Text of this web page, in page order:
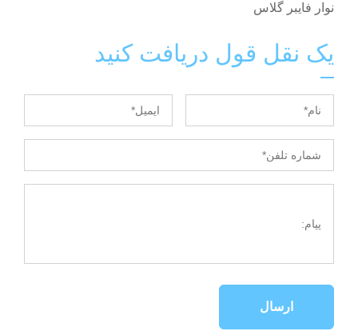
نوار فایبر گلاس
یک نقل قول دریافت کنید
ارسال